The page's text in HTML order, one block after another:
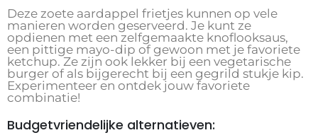
Deze zoete aardappel frietjes kunnen op vele
manieren worden geserveerd. Je kunt ze
opdienen met een zelfgemaakte knoflooksaus,
een pittige mayo-dip of gewoon met je favoriete
ketchup. Ze zijn ook lekker bij een vegetarische
burger of als bijgerecht bij een gegrild stukje kip.
Experimenteer en ontdek jouw favoriete
combinatie!
Budgetvriendelijke alternatieven: